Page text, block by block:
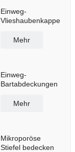
Einweg-
Vlieshaubenkappe
Mehr
Einweg-
Bartabdeckungen
Mehr
Mikroporöse
Stiefel bedecken